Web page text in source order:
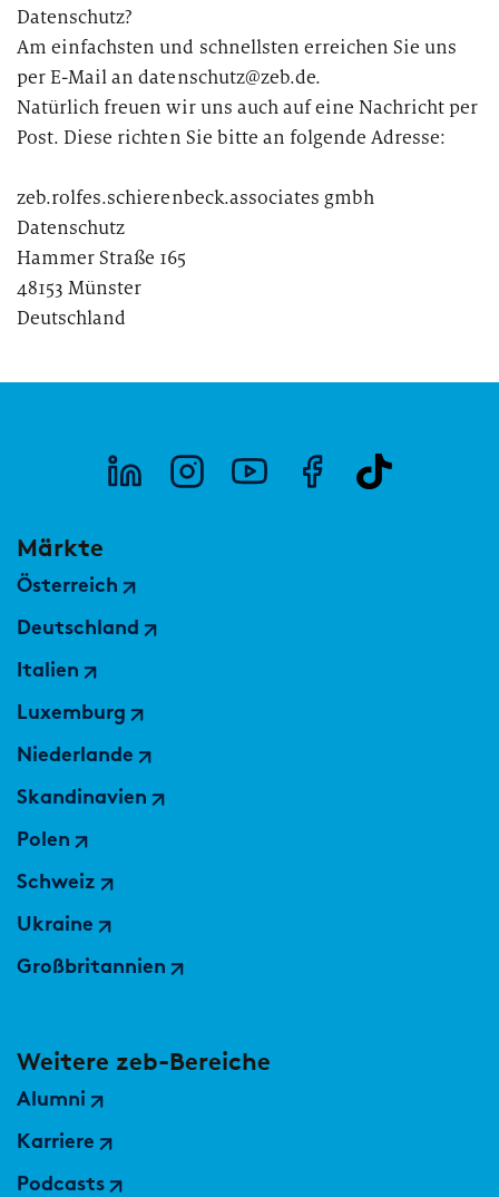
Kompositversicherer
Krankenversicherer
Spezialinstitute &
Techunternehmen
Private Banking & Wealth
Management
Regulierung & Sonderprüfungen
Themenfür Financial Services
Transformationskompetenz entlang der gesamten
Your search unfortunately did not yield any results. Please
Zukunftstrends exklusiv: Robotics,
Datenschutz?
Am einfachsten und schnellsten erreichen Sie uns
per E-Mail an datenschutz@zeb.de.
Natürlich freuen wir uns auch auf eine Nachricht per
Post. Diese richten Sie bitte an folgende Adresse:
zeb.rolfes.schierenbeck.associates gmbh
Datenschutz
Hammer Straße 165
48153 Münster
Deutschland
Märkte
Österreich
Deutschland
Italien
Luxemburg
Niederlande
Skandinavien
Polen
Schweiz
Ukraine
Großbritannien
Weitere zeb-Bereiche
Alumni
Karriere
Podcasts